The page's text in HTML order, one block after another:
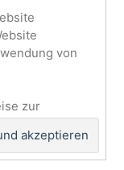
präsentiert von
Impressum
von
zur